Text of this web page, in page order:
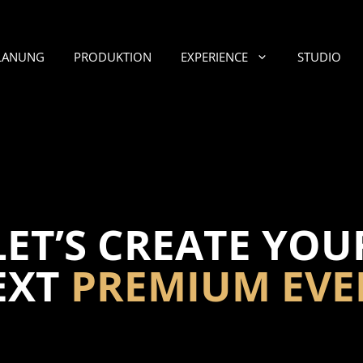
PRODUKTION EXPERIENCE STUDIO
CREATE
PREMIUM